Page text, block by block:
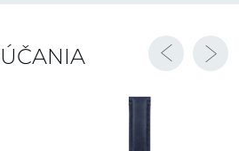
kategórií. Tissot samozrejme
jeho bohatou históriou
), ale aj napríklad
nebývajú veľmi obvyklé.
Tissot klasické vreckové
značka začínala, naopak